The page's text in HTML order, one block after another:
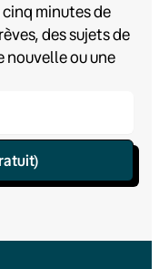
cinq minutes de
des sujets de
nouvelle ou une